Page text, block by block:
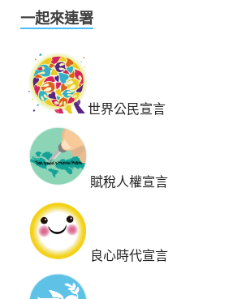
一起來連署
世界公民宣言
賦稅人權宣言
良心時代宣言